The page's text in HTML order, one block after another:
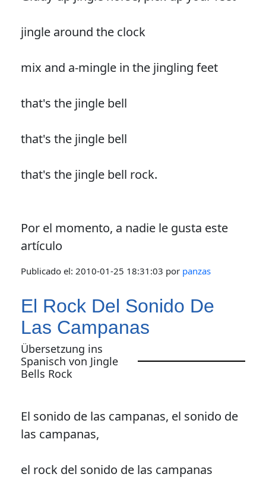
jingle around the clock
mix and a-mingle in the jingling feet
that's the jingle bell
that's the jingle bell
that's the jingle bell rock.
Por el momento, a nadie le gusta este
artículo
Publicado el: 2010-01-25 18:31:03 por panzas
El Rock Del Sonido De
Las Campanas
Übersetzung ins
Spanisch von Jingle
Bells Rock
El sonido de las campanas, el sonido de
las campanas,
el rock del sonido de las campanas